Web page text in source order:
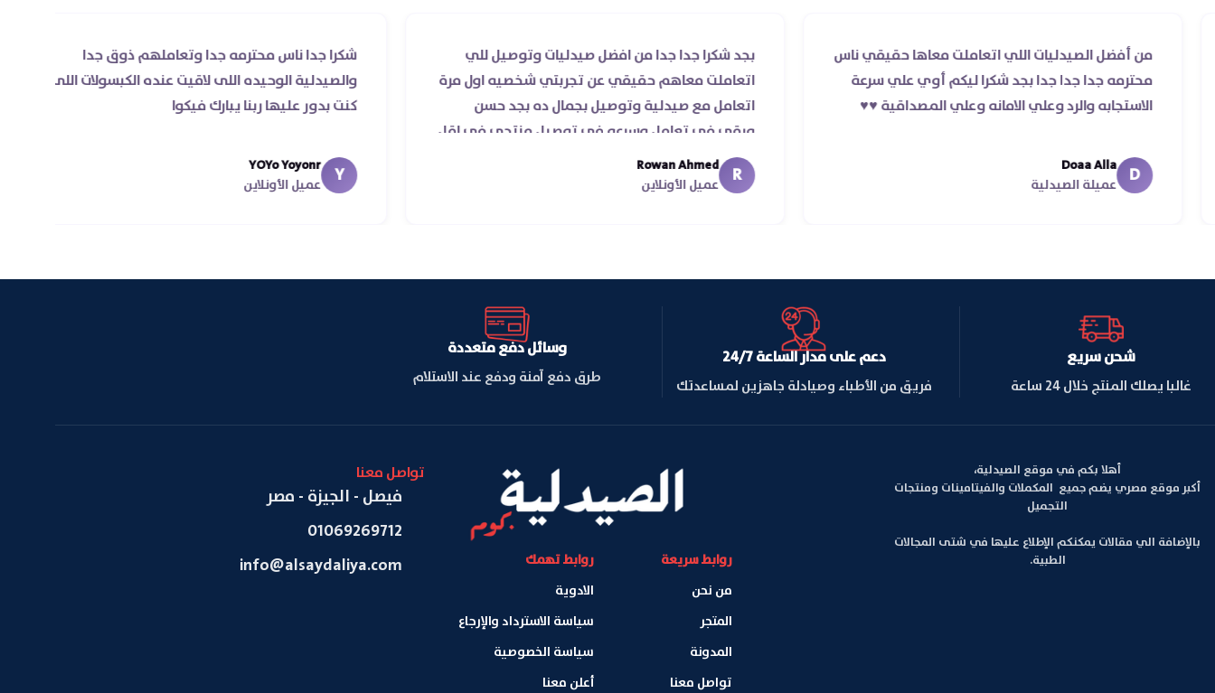
ده غير
من أفضل الصيدليات اللي اتعاملت معاها حقيقي ناس
محترمه جدا جدا جدا بجد شكرا ليكم أوي علي سرعة
الاستجابه والرد وعلي الامانه وعلي المصداقية ♥️♥️‏
D
عميلة الصيدلية
بجد شكرا جدا جدا من افضل صيدليات وتوصيل للي
اتعاملت معاهم حقيقي عن تجربتي شخصيه اول مرة
اتعامل مع صيدلية وتوصيل بجمال ده بجد حسن
ورقي في تعامل وسرعه في توصيل منتجي في اقل
من يومين من اسكندرية للقاهره ..
R
شكرا جدا ناس محترمه جدا وتعاملهم ذوق
والصيدلية الوحيده اللى لاقيت عنده
كنت بدور عليها ربنا يبارك فيكوا
Y
شحن سريع
غالبا يصلك المنتج خلال 24 ساعة
دعم على مدار الساعة 24/7
فريق من الأطباء وصيادلة جاهزين لمساعدتك
وسائل دفع متعددة
طرق دفع آمنة ودفع عند الاستلام
أهلا بكم في موقع الصيدلية،
أكبر موقع مصري يضم جميع المكملات والفيتامينات ومنتجات
التجميل
بالإضافة الي مقالات يمكنكم الإطلاع عليها في شتى المجالات
الطبية.
روابط سريعة
من نحن
المتجر
المدونة
تواصل معنا
روابط تهمك
الادوية
سياسة الاسترداد والإرجاع
سياسة الخصوصية
أعلن معنا
تواصل معنا
فيصل - الجيزة - مصر
01069269712
info@alsaydaliya.com